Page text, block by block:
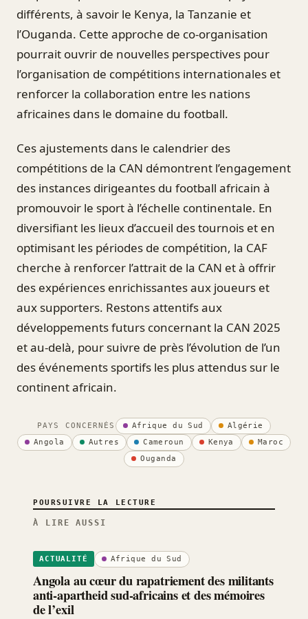
différents, à savoir le Kenya, la Tanzanie et
l’Ouganda. Cette approche de co-organisation
pourrait ouvrir de nouvelles perspectives pour
l’organisation de compétitions internationales et
renforcer la collaboration entre les nations
africaines dans le domaine du football.
Ces ajustements dans le calendrier des
compétitions de la CAN démontrent l’engagement
des instances dirigeantes du football africain à
promouvoir le sport à l’échelle continentale. En
diversifiant les lieux d’accueil des tournois et en
optimisant les périodes de compétition, la CAF
cherche à renforcer l’attrait de la CAN et à offrir
des expériences enrichissantes aux joueurs et
aux supporters. Restons attentifs aux
développements futurs concernant la CAN 2025
et au-delà, pour suivre de près l’évolution de l’un
des événements sportifs les plus attendus sur le
continent africain.
PAYS CONCERNÉS Afrique du Sud
Algérie
Angola
Autres Cameroun Kenya
Maroc
Ouganda
POURSUIVRE LA LECTURE
À LIRE AUSSI
ACTUALITÉ Afrique du Sud
Angola au cœur du rapatriement des militants
anti-apartheid sud-africains et des mémoires
de l’exil